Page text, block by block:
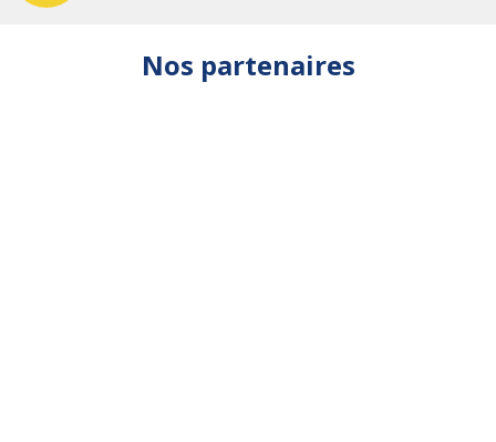
Nos partenaires